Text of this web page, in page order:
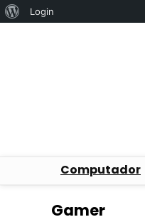
Sobre
Login
Computador
Gamer